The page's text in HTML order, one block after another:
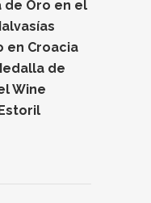
de Oro en el
en Croacia
de
Wine